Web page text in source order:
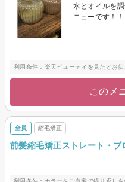
水とオイルを
ニューです！！
利用条件：楽天ビューティを見たとお
このメ
全員 縮毛矯正
前髪縮毛矯正ストレート・ブ